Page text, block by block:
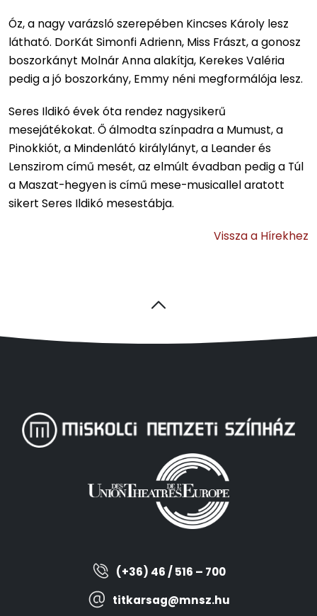
Óz, a nagy varázsló szerepében Kincses Károly lesz
látható. DorKát Simonfi Adrienn, Miss Frászt, a gonosz
boszorkányt Molnár Anna alakítja, Kerekes Valéria
pedig a jó boszorkány, Emmy néni megformálója lesz.
Seres Ildikó évek óta rendez nagysikerű
mesejátékokat. Ő álmodta színpadra a Mumust, a
Pinokkiót, a Mindenlátó királylányt, a Leander és
Lenszirom című mesét, az elmúlt évadban pedig a Túl
a Maszat-hegyen is című mese-musicallel aratott
sikert Seres Ildikó mesestábja.
Vissza a Hírekhez
(+36) 46 / 516 – 700
titkarsag@mnsz.hu